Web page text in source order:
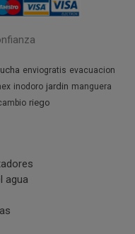
enviogratis evacuacion
inodoro jardin manguera
riego
agua